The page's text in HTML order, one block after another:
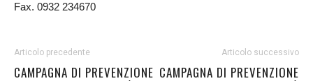
Fax. 0932 234670
Articolo precedente
CAMPAGNA DI PREVENZIONE
Articolo successivo
CAMPAGNA DI PREVENZIONE